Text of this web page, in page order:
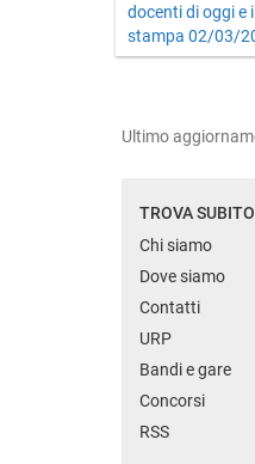
docenti di oggi e
stampa 02/03/
Ultimo
TROVA SUBITO
Chi siamo
Dove siamo
Contatti
URP
Bandi e gare
Concorsi
RSS